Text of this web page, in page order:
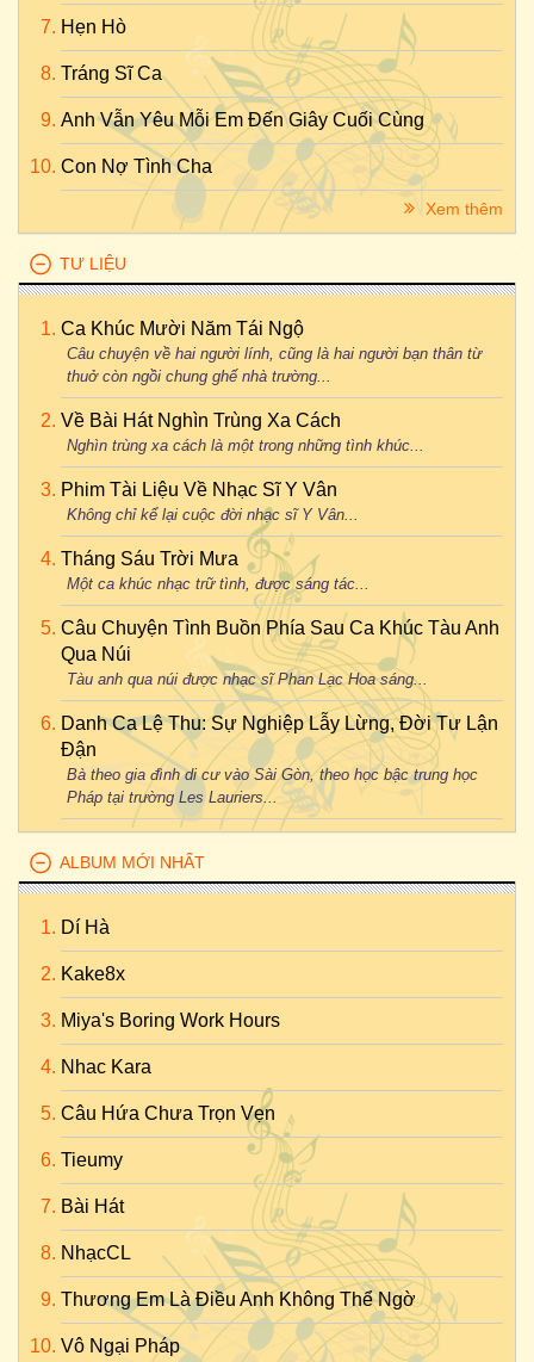
Hẹn Hò
Tráng Sĩ Ca
Anh Vẫn Yêu Mỗi Em Đến Giây Cuối Cùng
Con Nợ Tình Cha
Xem thêm
TƯ LIỆU
Ca Khúc Mười Năm Tái Ngộ
Câu chuyện về hai người lính, cũng là hai người bạn thân từ
thuở còn ngồi chung ghế nhà trường...
Về Bài Hát Nghìn Trùng Xa Cách
Nghìn trùng xa cách là một trong những tình khúc...
Phim Tài Liệu Về Nhạc Sĩ Y Vân
Không chỉ kể lại cuộc đời nhạc sĩ Y Vân...
Tháng Sáu Trời Mưa
Một ca khúc nhạc trữ tình, được sáng tác...
Câu Chuyện Tình Buồn Phía Sau Ca Khúc Tàu Anh
Qua Núi
Tàu anh qua núi được nhạc sĩ Phan Lạc Hoa sáng...
Danh Ca Lệ Thu: Sự Nghiệp Lẫy Lừng, Đời Tư Lận
Đận
Bà theo gia đình di cư vào Sài Gòn, theo học bậc trung học
Pháp tại trường Les Lauriers...
ALBUM MỚI NHẤT
Dí Hà
Kake8x
Miya's Boring Work Hours
Nhac Kara
Câu Hứa Chưa Trọn Vẹn
Tieumy
Bài Hát
NhạcCL
Thương Em Là Điều Anh Không Thể Ngờ
Vô Ngại Pháp